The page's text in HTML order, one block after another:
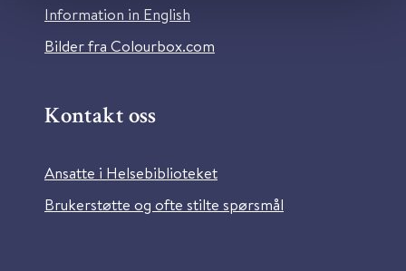
Information in English
Bilder fra Colourbox.com
Kontakt oss
Ansatte i Helsebiblioteket
Brukerstøtte og ofte stilte spørsmål